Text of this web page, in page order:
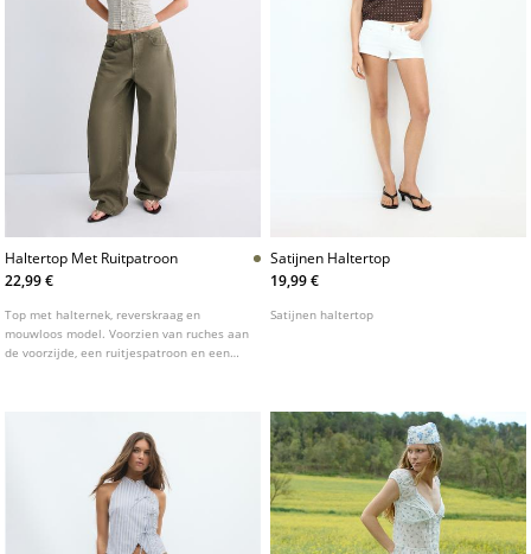
Haltertop Met Ruitpatroon
22,99 €
Top met halternek, reverskraag en
mouwloos model. Voorzien van ruches aan
de voorzijde, een ruitjespatroon en een
Satijnen Haltertop
19,99 €
Satijnen haltertop